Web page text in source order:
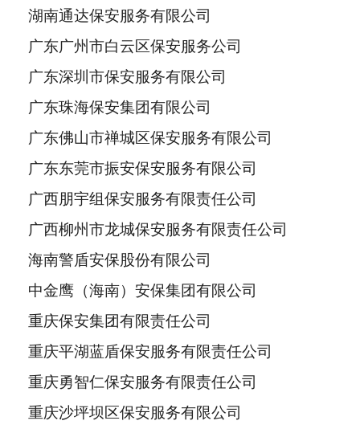
湖南通达保安服务有限公司
广东广州市白云区保安服务公司
广东深圳市保安服务有限公司
广东珠海保安集团有限公司
广东佛山市禅城区保安服务有限公司
广东东莞市振安保安服务有限公司
广西朋宇组保安服务有限责任公司
广西柳州市龙城保安服务有限责任公司
海南警盾安保股份有限公司
中金鹰（海南）安保集团有限公司
重庆保安集团有限责任公司
重庆平湖蓝盾保安服务有限责任公司
重庆勇智仁保安服务有限责任公司
重庆沙坪坝区保安服务有限公司